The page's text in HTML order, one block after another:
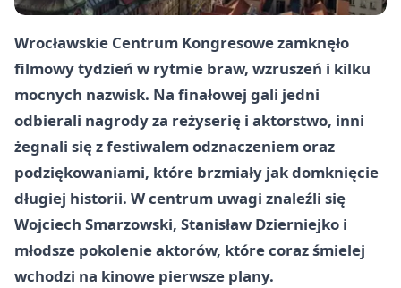
Wrocławskie Centrum Kongresowe zamknęło
filmowy tydzień w rytmie braw, wzruszeń i kilku
mocnych nazwisk. Na finałowej gali jedni
odbierali nagrody za reżyserię i aktorstwo, inni
żegnali się z festiwalem odznaczeniem oraz
podziękowaniami, które brzmiały jak domknięcie
długiej historii. W centrum uwagi znaleźli się
Wojciech Smarzowski, Stanisław Dzierniejko i
młodsze pokolenie aktorów, które coraz śmielej
wchodzi na kinowe pierwsze plany.